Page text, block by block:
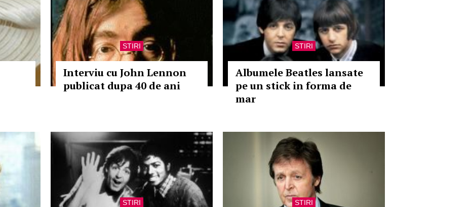
STIRI
Interviu cu John Lennon
publicat dupa 40 de ani
STIRI
Albumele Beatles lansate
pe un stick in forma de
mar
STIRI STIRI